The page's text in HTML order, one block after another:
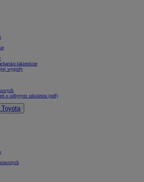
lakiernicze
wygody
o odbytym szkoleniu (pdf)